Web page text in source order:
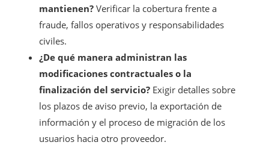
mantienen? Verificar la cobertura frente a
fraude, fallos operativos y responsabilidades
civiles.
¿De qué manera administran las
modificaciones contractuales o la
finalización del servicio? Exigir detalles sobre
los plazos de aviso previo, la exportación de
información y el proceso de migración de los
usuarios hacia otro proveedor.